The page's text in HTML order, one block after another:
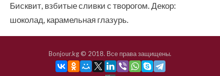
Бисквит, взбитые сливки с творогом. Декор:
шоколад, карамельная глазурь.
Bonjour.kg © 2018. Все права защищены.